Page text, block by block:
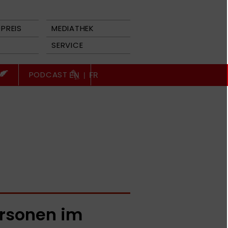
MEDIATHEK
SERVICE
PODCAST EN | FR
im